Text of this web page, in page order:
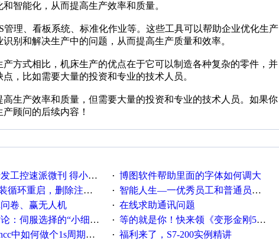
智能化，从而提高生产效率和质量。
理、看板系统、标准化作业等。这些工具可以帮助企业优化生产
别和解决生产中的问题，从而提高生产质量和效率。
方式相比，机床生产的优点在于它可以制造各种复杂的零件，并
，比如需要大量的投资和专业的技术人员。
生产效率和质量，但需要大量的投资和专业的技术人员。如果你
顾问的后续内容！
速派微刊 得小米手环 中奖通知 · 博图软件帮助里面的字体如何调大
启，删除注册表信息没有用 · 智能人生—一优秀员工和普通员工差别，精辟到位！
卷、赢无人机 · 在线求助通讯问题
选择的“小细节大学问”奖励公告 · 等的就是你！快来领《变形金刚5》观影券
如何做个1s周期循环的脚本 · 福利来了，S7-200实例精讲